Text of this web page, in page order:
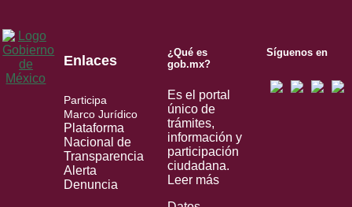
Enlaces
Participa
Marco Jurídico
Plataforma
Nacional de
Transparencia
Alerta
Denuncia
¿Qué es
gob.mx?
Es el portal
único de
trámites,
información y
participación
ciudadana.
Leer más
Síguenos en